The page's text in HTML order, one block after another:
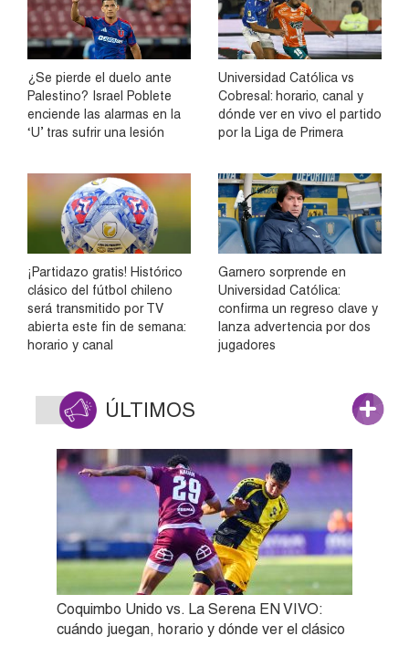
¿Se pierde el duelo ante
Palestino? Israel Poblete
enciende las alarmas en la
‘U’ tras sufrir una lesión
Universidad Católica vs
Cobresal: horario, canal y
dónde ver en vivo el partido
por la Liga de Primera
¡Partidazo gratis! Histórico
clásico del fútbol chileno
será transmitido por TV
abierta este fin de semana:
horario y canal
Garnero sorprende en
Universidad Católica:
confirma un regreso clave y
lanza advertencia por dos
jugadores
ÚLTIMOS
Coquimbo Unido vs. La Serena EN VIVO:
cuándo juegan, horario y dónde ver el clásico